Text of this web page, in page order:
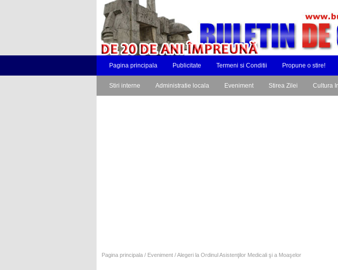
Pagina principala Publicitate Termeni si Conditii Propune o stire!
Stiri interne Administratie locala Eveniment Stirea Zilei Cultura
Pagina principala / Eveniment / Alegeri la Ordinul Asistenţilor Medicali şi a Moaşelor